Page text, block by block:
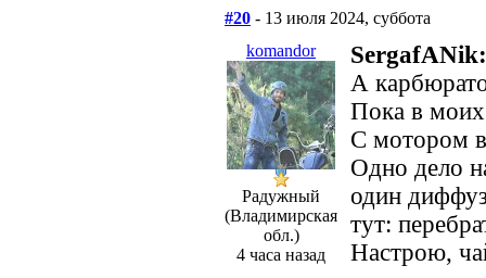
#20 - 13 июля 2024, суббота
komandor
Радужный
(Владимирская
обл.)
4 часа назад
SergafANik:
А
Пока в
С мотором
Одно дело
один
тут:
Настрою,